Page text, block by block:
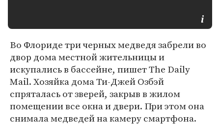
Во Флориде три черных медведя забрели во
двор дома местной жительницы и
искупались в бассейне, пишет The Daily
Mail. Хозяйка дома Ти-Джей Озбэй
спряталась от зверей, закрыв в жилом
помещении все окна и двери. При этом она
снимала медведей на камеру смартфона.